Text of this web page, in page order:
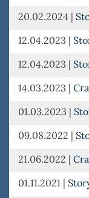
20.02.2024 |
12.04.2023 |
12.04.2023 |
14.03.2023 |
01.03.2023 |
09.08.2022 |
21.06.2022 |
01.11.2021 |